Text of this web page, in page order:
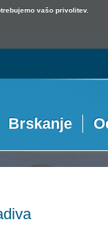
vašo privolitev.
Brskanje